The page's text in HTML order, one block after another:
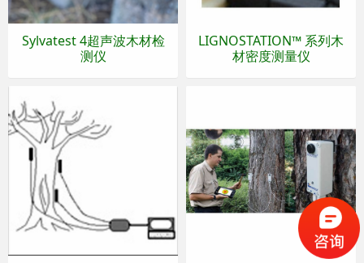
Sylvatest 4超声波木材检
测仪
LIGNOSTATION™ 系列木
材密度测量仪